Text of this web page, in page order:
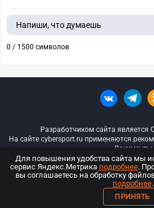
Напиши, что думаешь
0 / 1500 символов
Разработчиком сайта
На сайте cybersport.ru применяются
Документы
© ООО «Киберспорт.ру» —
18+
Для повышения удобства сайта мы
сервис Яндекс.Метрика подробнее.
вы соглашаетесь на обработку
подробнее.
ПРИНЯТЬ